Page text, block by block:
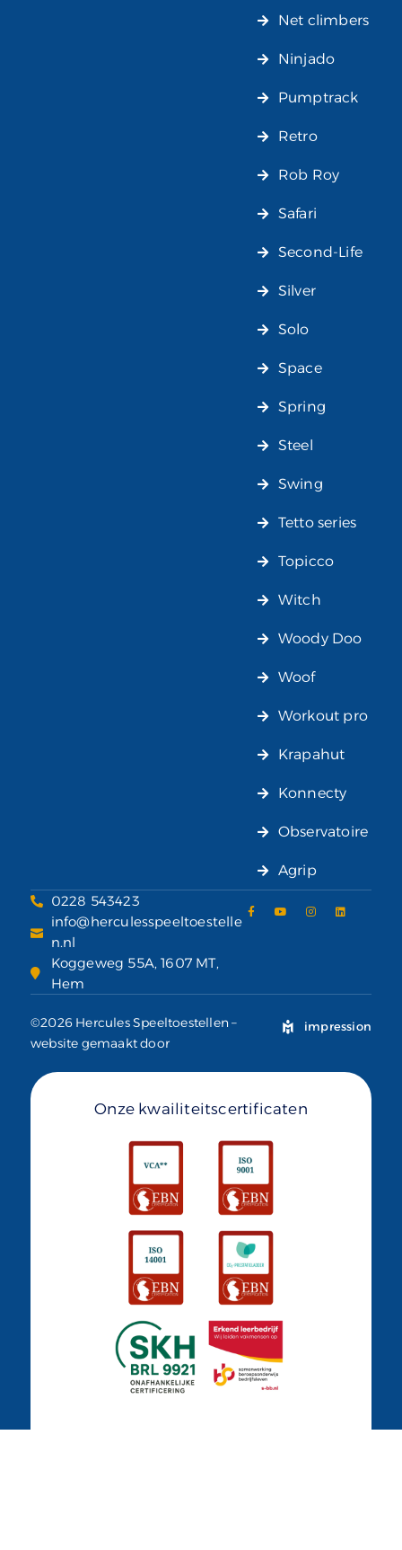
Net climbers
Ninjado
Pumptrack
Retro
Rob Roy
Safari
Second-Life
Silver
Solo
Space
Spring
Steel
Swing
Tetto series
Topicco
Witch
Woody Doo
Woof
Workout pro
Krapahut
Konnecty
Observatoire
Agrip
0228 543423
info@herculesspeeltoestelle
n.nl
Koggeweg 55A, 1607 MT,
Hem
©2026 Hercules Speeltoestellen –
website gemaakt door
impression
Onze kwailiteitscertificaten